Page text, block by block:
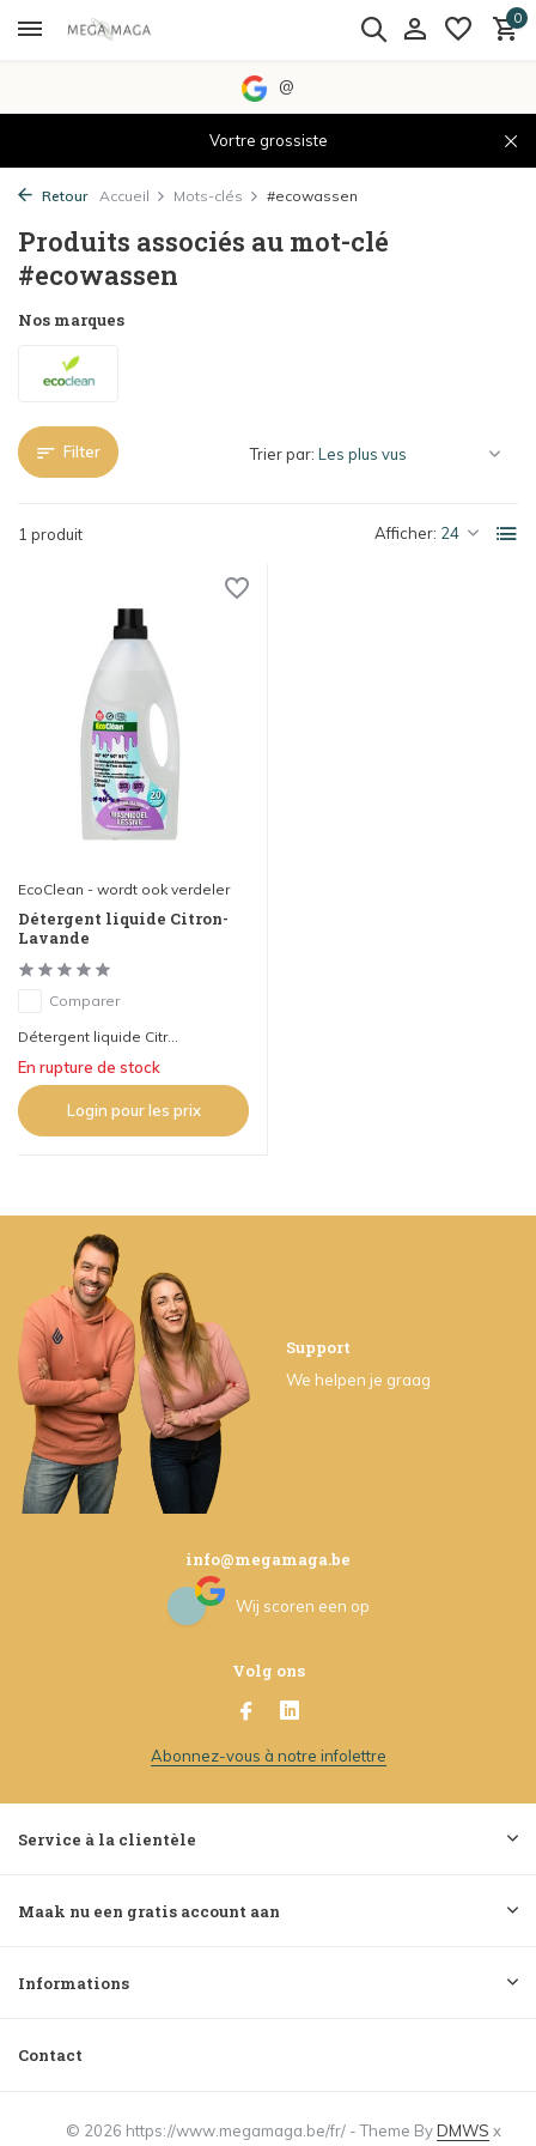
0
@
Vortre grossiste
Retour Accueil Mots-clés #ecowassen
Produits associés au mot-clé
#ecowassen
Nos marques
Filter
1 produit Afficher:
Trier par:
EcoClean - wordt ook verdeler
Détergent liquide Citron-
Lavande
Comparer
Détergent liquide Citr...
En rupture de stock
Login pour les prix
Support
We helpen je graag
info@megamaga.be
Wij scoren een op
Volg ons
Abonnez-vous à notre infolettre
Service à la clientèle
Maak nu een gratis account aan
Informations
Contact
© 2026 https://www.megamaga.be/fr/ - Theme ByDMWS x